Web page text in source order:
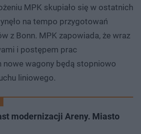
MPK skupiało się w ostatnich
na tempo przygotowań
z Bonn. MPK zapowiada, że wraz
i postępem prac
nowe wagony będą stopniowo
liniowego.
modernizacji Areny. Miasto